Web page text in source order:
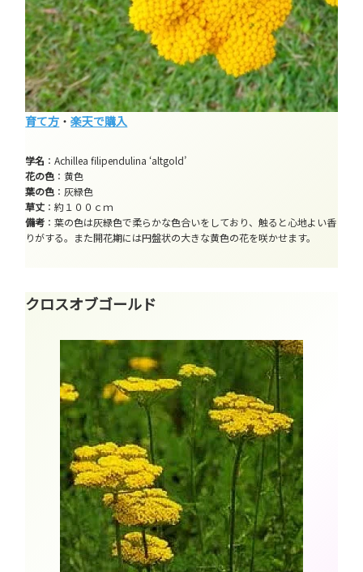
育て方 ・楽天で購入
学名 ：Achillea filipendulina ‘altgold’
花の色 ：黄色
葉の色 ：灰緑色
草丈 ：約１００ｃｍ
備考 ：葉の色は灰緑色で柔らかな色合いをしており、触ると心地よい香
りがする。また開花期には円盤状の大きな黄色の花を咲かせます。
クロスオブゴールド